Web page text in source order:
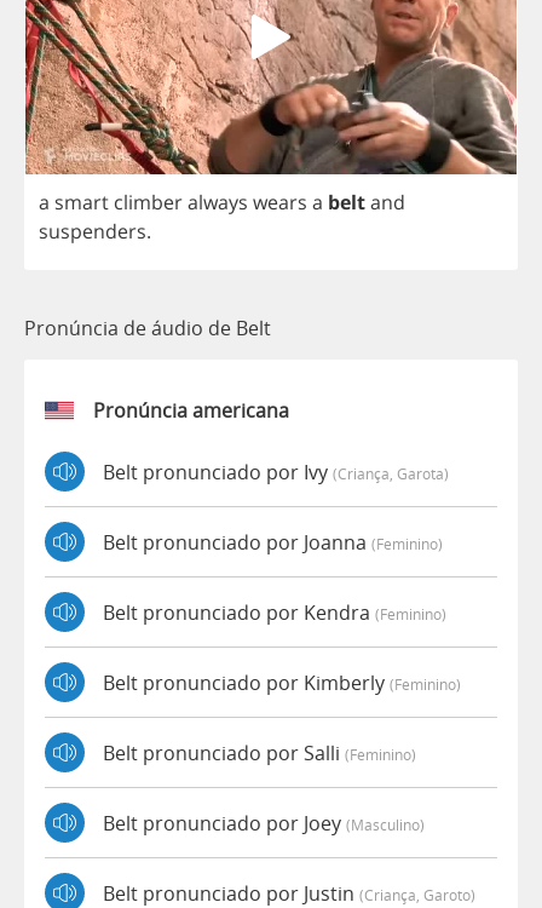
a smart climberalways wears a beltand
suspenders.
Pronúncia de áudio de Belt
Pronúncia americana
Belt pronunciado por Ivy (criança, Garota)
Belt pronunciado por Joanna (feminino)
Belt pronunciado por Kendra (feminino)
Belt pronunciado por Kimberly (feminino)
Belt pronunciado por Salli (feminino)
Belt pronunciado por Joey (masculino)
Belt pronunciado por Justin (criança, Garoto)